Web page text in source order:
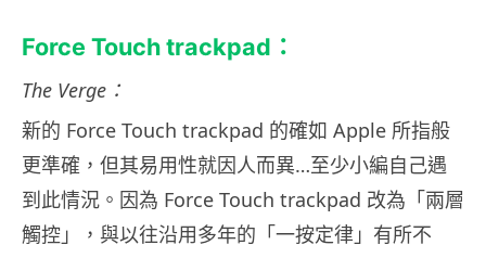
Force Touch trackpad：
The Verge：
新的 Force Touch trackpad 的確如 Apple 所指般
更準確，但其易用性就因人而異…至少小編自己遇
到此情況。因為 Force Touch trackpad 改為「兩層
觸控」，與以往沿用多年的「一按定律」有所不